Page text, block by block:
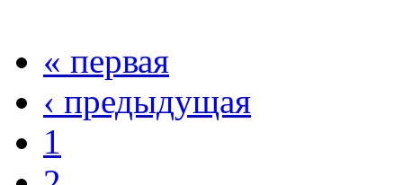
« первая
‹ предыдущая
1